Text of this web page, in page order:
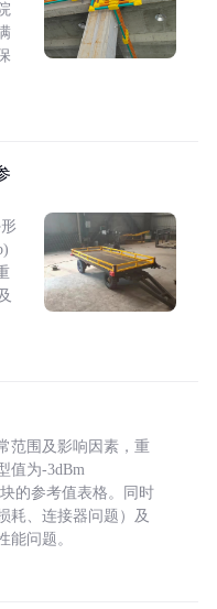
范围及影响因素，重
值为-3dBm
的参考值表格。同时
耗、连接器问题）及
能问题。